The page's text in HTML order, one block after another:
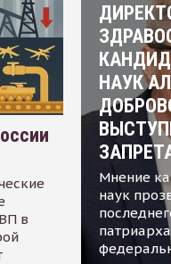
в
НАУК
Мнение
наук